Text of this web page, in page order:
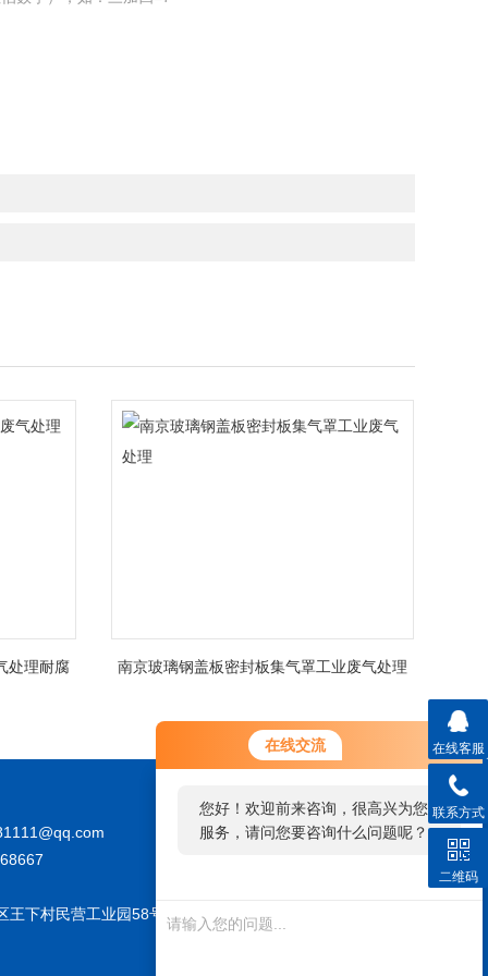
在线交流
您好！欢迎前来咨询，很高兴为您
服务，请问您要咨询什么问题呢？
处理耐腐
南京玻璃钢盖板密封板集气罩工业废气处理
王下村民营工业园58号
在线客服
联系方式
二维码